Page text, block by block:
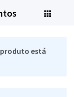
produto está